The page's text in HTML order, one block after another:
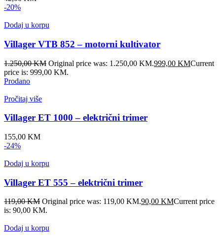
-20%
Dodaj u korpu
Villager VTB 852 – motorni kultivator
1.250,00KM Original price was: 1.250,00 KM.999,00 KMCurrent
price is: 999,00 KM.
Prodano
Pročitaj više
Villager ET 1000 – električni trimer
155,00 KM
-24%
Dodaj u korpu
Villager ET 555 – električni trimer
119,00KM Original price was: 119,00 KM.90,00 KMCurrent price
is: 90,00 KM.
Dodaj u korpu